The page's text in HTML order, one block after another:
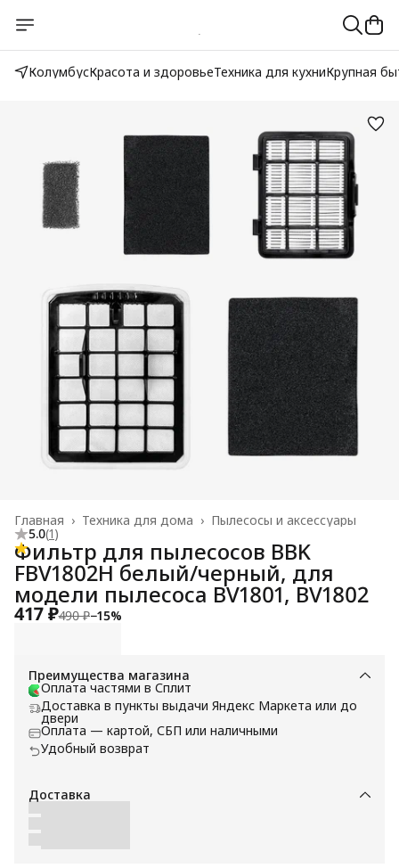
КолумбусКрасота и здоровьеТехника для кухниКрупная
Пылесосы и аксессуары
Техника для дома ›
Главная ›
5.0(1)
Фильтр для пылесосов BBK
FBV1802H белый/черный, для
модели пылесоса BV1801, BV1802
417 ₽490 ₽−15%
Преимущества магазина
Оплата частями в Сплит
Доставка в пункты выдачи Яндекс Маркета или до
двери
Оплата — картой, СБП или наличными
Удобный возврат
Доставка